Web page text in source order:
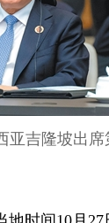
亚吉隆坡出